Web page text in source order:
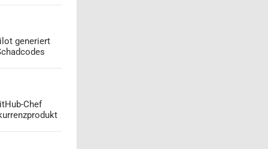
generiert
Chef